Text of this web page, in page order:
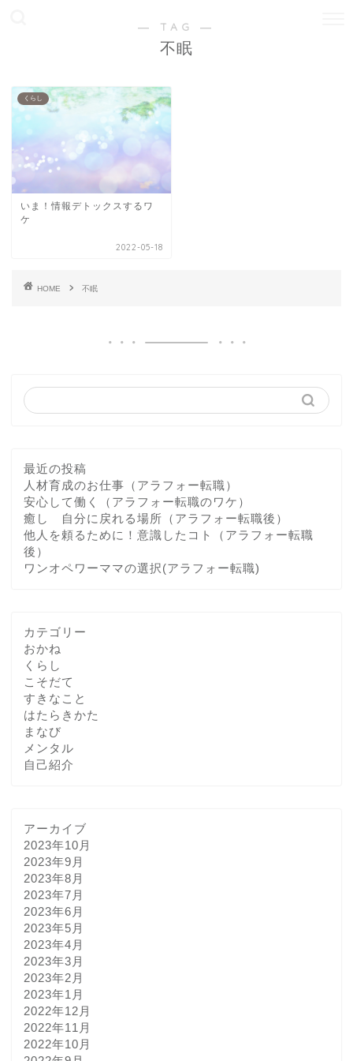
― TAG ―
不眠
くらし
いま！情報デトックスするワ
ケ
2022-05-18
HOME 不眠
最近の投稿
人材育成のお仕事（アラフォー転職）
安心して働く（アラフォー転職のワケ）
癒し 自分に戻れる場所（アラフォー転職後）
他人を頼るために！意識したコト（アラフォー転職
後）
ワンオペワーママの選択(アラフォー転職)
カテゴリー
おかね
くらし
こそだて
すきなこと
はたらきかた
まなび
メンタル
自己紹介
アーカイブ
2023年10月
2023年9月
2023年8月
2023年7月
2023年6月
2023年5月
2023年4月
2023年3月
2023年2月
2023年1月
2022年12月
2022年11月
2022年10月